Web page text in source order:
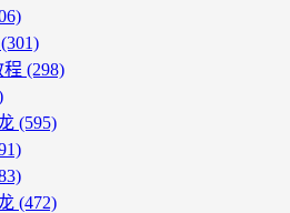
(301)
程 (298)
(595)
(472)